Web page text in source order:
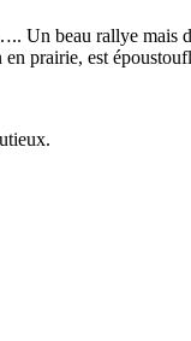
Un beau rallye mais
prairie, est